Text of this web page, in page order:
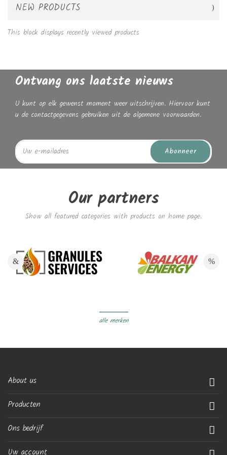
NEW PRODUCTS
This block displays recently viewed products
Ontvang ons laatste nieuws
U kunt op elk gewenst moment weer uitschrijven. Hiervoor kunt
u de contactgegevens gebruiken uit de algemene voorwaarden.
Abonneer
Our partners
Show all featured categories with products on home page.
alle merken
About us 
Producten 
Ons bedrijf 
Uw account